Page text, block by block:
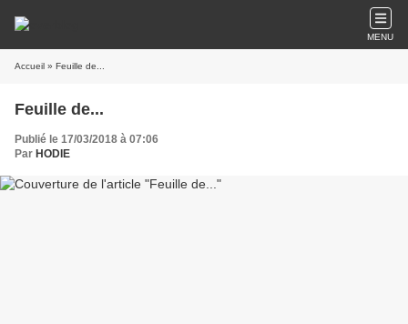
MENU
Accueil » Feuille de...
Feuille de...
Publié le 17/03/2018 à 07:06
Par HODIE